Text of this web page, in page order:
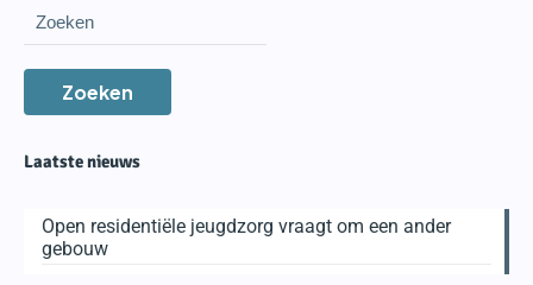
Zoeken
Laatste nieuws
Open residentiële jeugdzorg vraagt om een ander
gebouw